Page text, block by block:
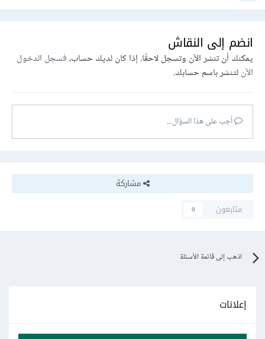
انضم إلى النقاش
يمكنك أن تنشر الآن وتسجل لاحقًا. إذا كان لديك حساب،فسجل الدخول
الآنلتنشر باسم حسابك.
أجب على هذا السؤال...
مشاركة
متابعون
0
اذهب إلى قائمة الأسئلة
إعلانات